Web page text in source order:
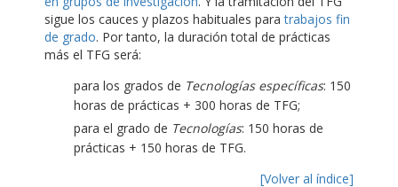
sigue los cauces y plazos habituales paratrabajos fin
de grado. Por tanto, la duración total de prácticas
más el TFG será:
para los grados de Tecnologías específicas: 150
horas de prácticas + 300 horas de TFG;
para el grado de Tecnologías: 150 horas de
prácticas + 150 horas de TFG.
[Volver al índice]